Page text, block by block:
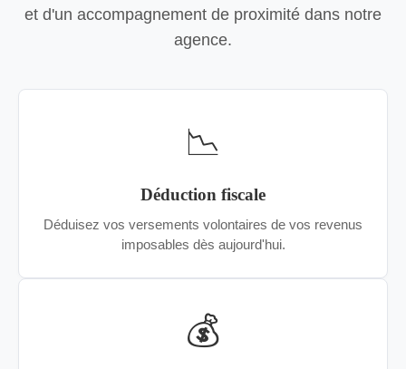
et d'un accompagnement de proximité dans notre
agence.
📉
Déduction fiscale
Déduisez vos versements volontaires de vos revenus
imposables dès aujourd'hui.
💰